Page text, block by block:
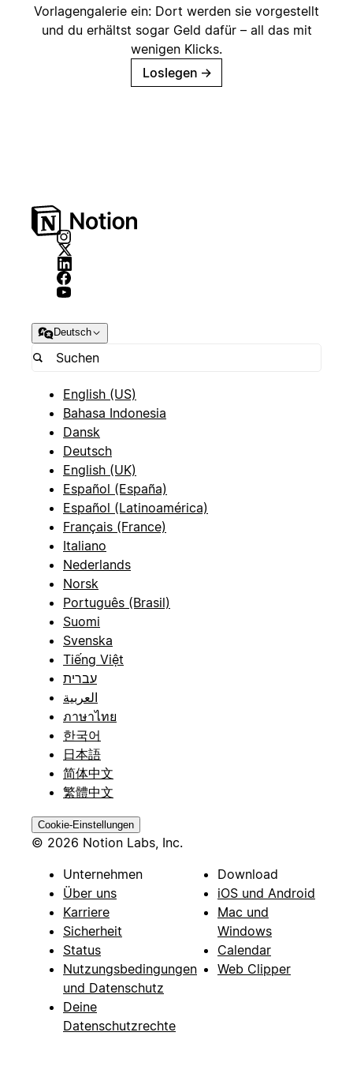
Vorlagengalerie ein: Dort werden sie vorgestellt
und du erhältst sogar Geld dafür – all das mit
wenigen Klicks.
Loslegen →
Deutsch
English (US)
Bahasa Indonesia
Dansk
Deutsch
English (UK)
Español (España)
Español (Latinoamérica)
Français (France)
Italiano
Nederlands
Norsk
Português (Brasil)
Suomi
Svenska
Tiếng Việt
עברית
العربية
ภาษาไทย
한국어
日本語
简体中文
繁體中文
Cookie-Einstellungen
© 2026 Notion Labs, Inc.
Unternehmen
Über uns
Karriere
Sicherheit
Status
Nutzungsbedingungen
und Datenschutz
Deine
Datenschutzrechte
Download
iOS und Android
Mac und
Windows
Calendar
Web Clipper